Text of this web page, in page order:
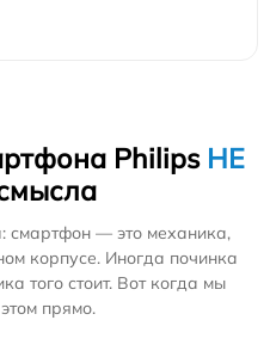
Philips НЕ
смартфон — это механика,
корпусе. Иногда починка
того стоит. Вот когда мы
прямо.